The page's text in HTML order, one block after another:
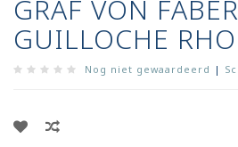
GRAF VON
GUILLOCHE
Nog niet gewaardeerd |